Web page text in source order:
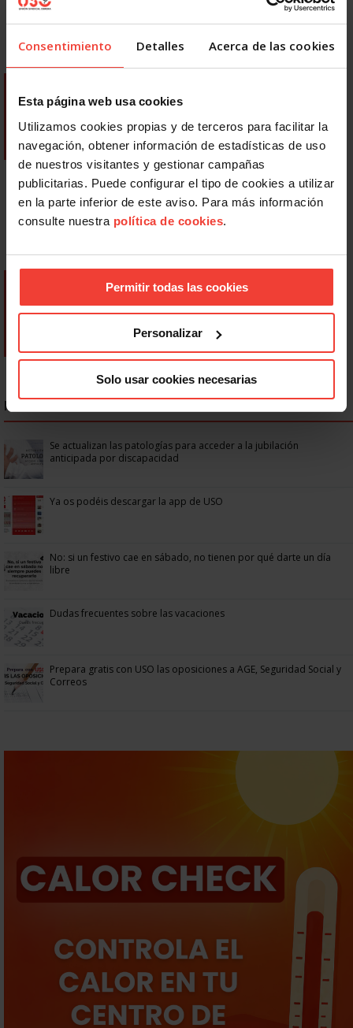
Consentimiento Detalles Acerca de las cookies
Esta página web usa cookies
Utilizamos cookies propias y de terceros para facilitar la
navegación, obtener información de estadísticas de uso
de nuestros visitantes y gestionar campañas
publicitarias. Puede configurar el tipo de cookies a utilizar
en la parte inferior de este aviso. Para más información
consulte nuestra política de cookies.
Permitir todas las cookies
Personalizar
Solo usar cookies necesarias
NOTICIAS MÁS LEÍDAS
Se actualizan las patologías para acceder a la jubilación
anticipada por discapacidad
Ya os podéis descargar la app de USO
No: si un festivo cae en sábado, no tienen por qué darte un día
libre
Dudas frecuentes sobre las vacaciones
Prepara gratis con USO las oposiciones a AGE, Seguridad Social y
Correos